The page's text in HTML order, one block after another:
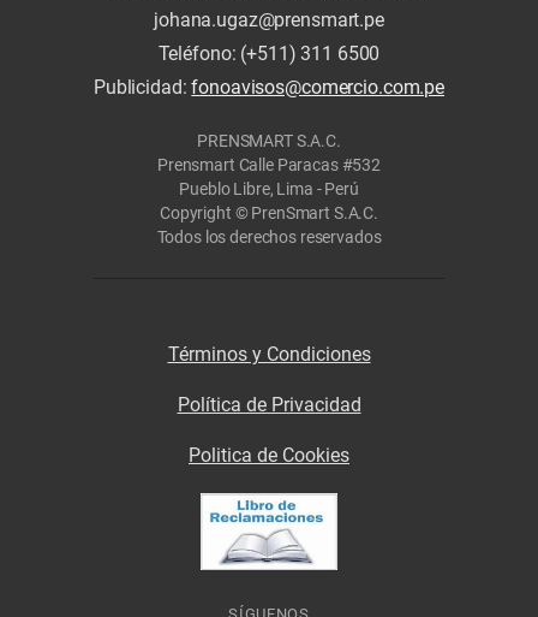
johana.ugaz@prensmart.pe
Teléfono: (+511) 311 6500
Publicidad:fonoavisos@comercio.com.pe
PRENSMART S.A.C.
Prensmart Calle Paracas #532
Pueblo Libre, Lima - Perú
Copyright © PrenSmart S.A.C.
Todos los derechos reservados
Términos y Condiciones
Política de Privacidad
Politica de Cookies